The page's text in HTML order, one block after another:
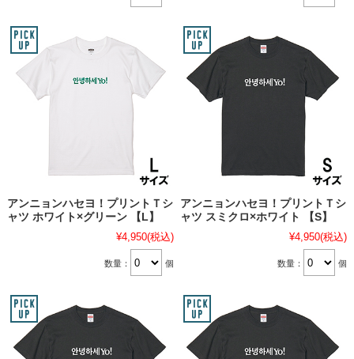
アンニョンハセヨ！プリントＴシ
ャツ ホワイト×グリーン 【L】
¥4,950(税込)
数量： 個
アンニョンハセヨ！プリントＴシ
ャツ スミクロ×ホワイト 【S】
¥4,950(税込)
数量： 個